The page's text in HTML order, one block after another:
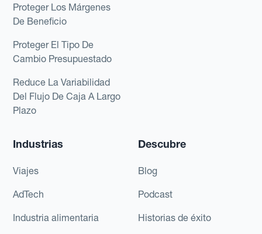
Proteger Los Márgenes
De Beneficio
Proteger El Tipo De
Cambio Presupuestado
Reduce La Variabilidad
Del Flujo De Caja A Largo
Plazo
Industrias
Viajes
AdTech
Industria alimentaria
Descubre
Blog
Podcast
Historias de éxito